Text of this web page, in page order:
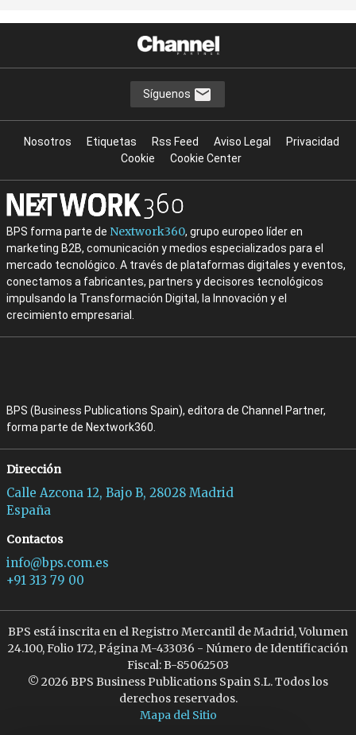
Síguenos
Nosotros Etiquetas Rss Feed Aviso Legal
Privacidad
Cookie
Cookie Center
BPS forma parte de Nextwork360, grupo europeo líder en
marketing B2B, comunicación y medios especializados para el
mercado tecnológico. A través de plataformas digitales y eventos,
conectamos a fabricantes, partners y decisores tecnológicos
impulsando la Transformación Digital, la Innovación y el
crecimiento empresarial.
BPS (Business Publications Spain), editora de Channel Partner,
forma parte de Nextwork360.
Dirección
Calle Azcona 12, Bajo B, 28028 Madrid
España
Contactos
info@bps.com.es
+91 313 79 00
BPS está inscrita en el Registro Mercantil de Madrid, Volumen
24.100, Folio 172, Página M-433036 - Número de Identificación
Fiscal: B-85062503
© 2026 BPS Business Publications Spain S.L. Todos los
derechos reservados.
Mapa del Sitio